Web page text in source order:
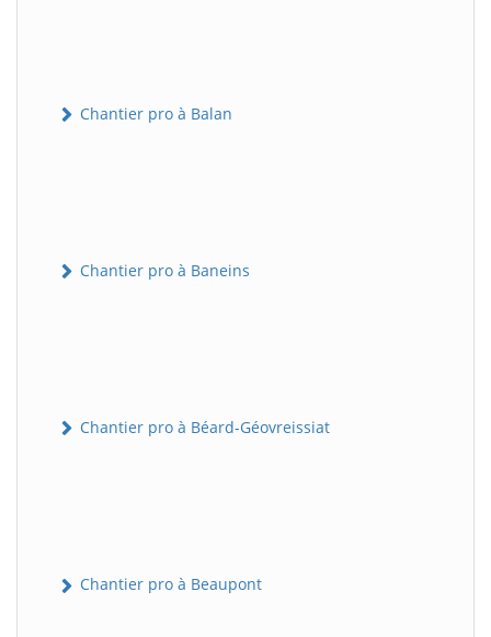
Chantier pro à Balan
Chantier pro à Baneins
Chantier pro à Béard-Géovreissiat
Chantier pro à Beaupont